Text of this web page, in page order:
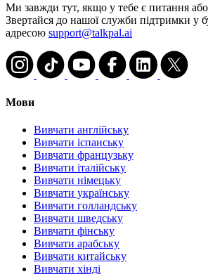
Ми завжди тут, якщо у тебе є питання
Звертайся до нашої служби підтримки у
адресою support@talkpal.ai
Мови
Вивчати англійську
Вивчати іспанську
Вивчати французьку
Вивчати італійську
Вивчати німецьку
Вивчати українську
Вивчати голландську
Вивчати шведську
Вивчати фінську
Вивчати арабську
Вивчати китайську
Вивчати хінді